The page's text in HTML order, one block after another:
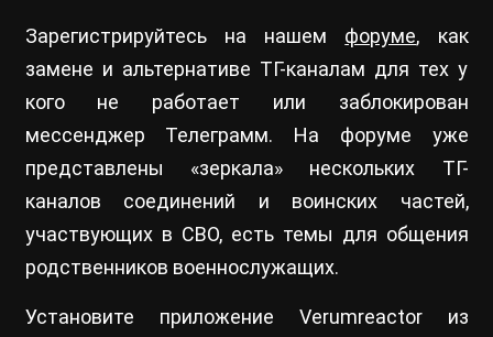
Зарегистрируйтесь на нашем форуме, как
замене и альтернативе ТГ-каналам для тех у
кого не работает или заблокирован
мессенджер Телеграмм. На форуме уже
представлены «зеркала» нескольких ТГ-
каналов соединений и воинских частей,
участвующих в СВО, есть темы для общения
родственников военнослужащих.
Установите приложение Verumreactor из